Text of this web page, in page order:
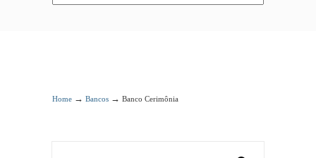
Home → Bancos → Banco Cerimônia